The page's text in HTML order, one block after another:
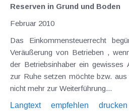
Reserven in Grund und Boden
Februar 2010
Das Einkommensteuerrecht begünstigt die Aufgabe bzw.
Veräußerung von Betrieben , wenn sie deshalb erfolgt, weil
der Betriebsinhaber ein gewisses
zur Ruhe setzen möchte bzw. aus
nicht mehr zur Weiterführung...
Langtext
empfehlen drucken